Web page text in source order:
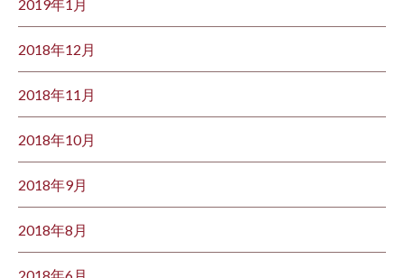
2019年1月
2018年12月
2018年11月
2018年10月
2018年9月
2018年8月